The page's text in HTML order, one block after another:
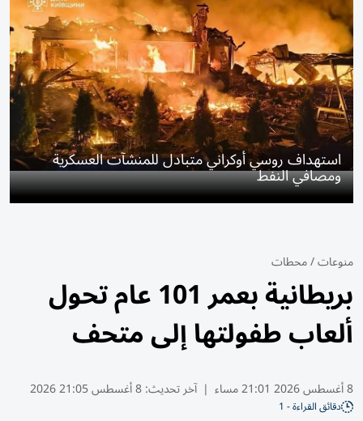
استهداف روسي أوكراني متبادل للمنشآت العسكرية
ومصافي النفط
منوعات/محطات
بريطانية بعمر 101 عام تحول
ألعاب طفولتها إلى متحف
8 أغسطس 2026 21:01 مساء | آخر تحديث:8 أغسطس 21:05 2026
دقائق القراءة - 1